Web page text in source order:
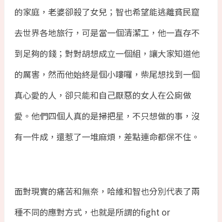
的家庭，老婆卻殺了女兒；智也希望能逃離貧民窟
去世界各地旅行，可是當一個清潔工，他一直存不
到足夠的錢；對對胡想成立一個組，讓大家知道他
的厲害，然而他始終是個小嘍囉，柴尾想找到一個
真心愛的人，卻只能和自己厭惡的女人在公廁做
愛。他們四個人真的是掃把星，不只想做的事，沒
有一件成，還惹了一堆麻煩，差點連命都保不住。
面對現實的痛苦和無奈，哈維和智也分別代表了兩
種不同的應對方式，也就是所謂的fight or